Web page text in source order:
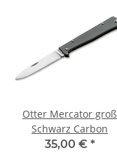
Otter Mercator groß
Schwarz Carbon
35,00 € *